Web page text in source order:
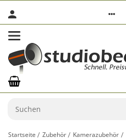
Startseite Zubehör Kamerazubehör